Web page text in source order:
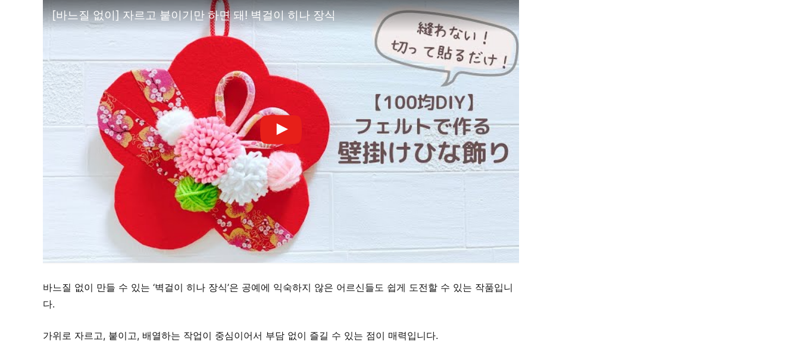
[바느질 없이] 자르고 붙이기만 하면 돼! 벽걸이 히나 장식
바느질 없이 만들 수 있는 ‘벽걸이 히나 장식’은 공예에 익숙하지 않은 어르신들도 쉽게 도전할 수 있는 작품입니
다.
가위로 자르고, 붙이고, 배열하는 작업이 중심이어서 부담 없이 즐길 수 있는 점이 매력입니다.